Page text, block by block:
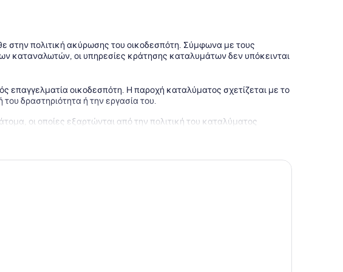
στην πολιτική ακύρωσης του οικοδεσπότη. Σύμφωνα με τους
καταναλωτών, οι υπηρεσίες κράτησης καταλυμάτων δεν υπόκεινται
επαγγελματία οικοδεσπότη. Η παροχή καταλύματος σχετίζεται με το
δραστηριότητα ή την εργασία του.
οι οποίες εξαρτώνται από την πολιτική του καταλύματος